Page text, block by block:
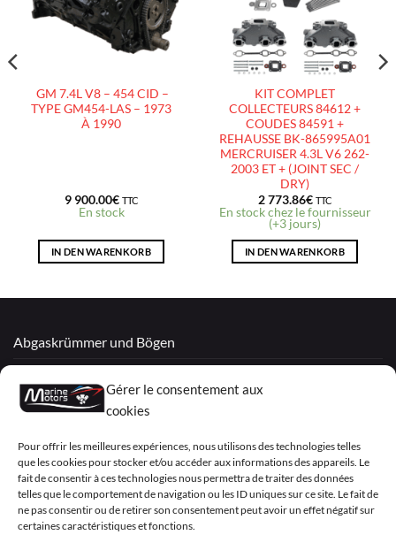
Gérer le consentement aux
cookies
Pour offrir les meilleures expériences, nous utilisons des technologies telles
que les cookies pour stocker et/ou accéder aux informations des appareils. Le
fait de consentir à ces technologies nous permettra de traiter des données
telles que le comportement de navigation ou les ID uniques sur ce site. Le fait de
ne pas consentir ou de retirer son consentement peut avoir un effet négatif sur
certaines caractéristiques et fonctions.
GM 7.4L V8 – 454 CID –
TYPE GM454-LAS – 1973
À 1990
9 900.00€ TTC
En stock
IN DEN WARENKORB
KIT COMPLET
COLLECTEURS 84612 +
COUDES 84591 +
REHAUSSE BK-865995A01
MERCRUISER 4.3L V6 262-
2003 ET + (JOINT SEC /
DRY)
2 773.86€ TTC
En stock chez le fournisseur
(+3 jours)
IN DEN WARENKORB
Abgaskrümmer und Bögen
Mercruiser
VOLVO PENTA / OMC
My Account